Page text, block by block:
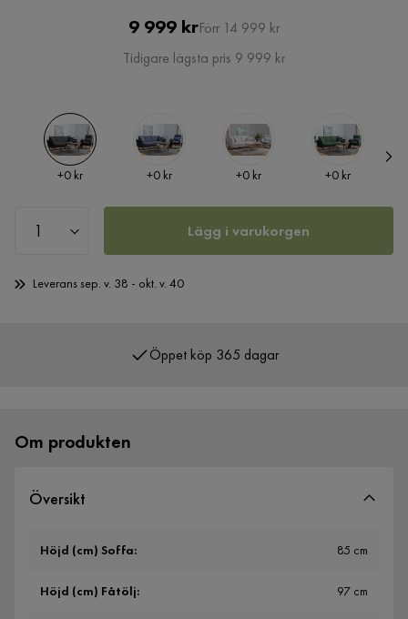
Pris
9 999 krOriginal
Pris
Förr 14 999 kr
Tidigare lägsta pris 9 999 kr
Pris
+0 kr Pris
+0 kr Pris
+0 kr Pris
+0 kr
Lägg i varukorgen
Leverans sep. v. 38 - okt. v. 40
Om produkten
Översikt
Höjd (cm) Soffa: 85 cm
Höjd (cm) Fåtölj: 97 cm